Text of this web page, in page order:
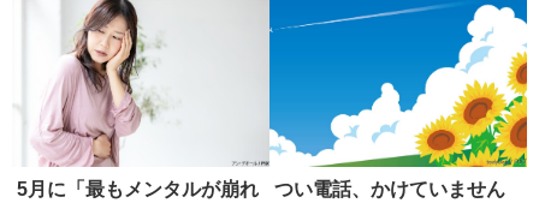
5月に「最もメンタルが崩れ
つい電話、かけていません